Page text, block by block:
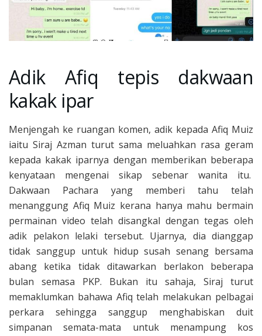
Adik Afiq tepis dakwaan
kakak ipar
Menjengah ke ruangan komen, adik kepada Afiq Muiz
iaitu Siraj Azman turut sama meluahkan rasa geram
kepada kakak iparnya dengan memberikan beberapa
kenyataan mengenai sikap sebenar wanita itu.
Dakwaan Pachara yang memberi tahu telah
menanggung Afiq Muiz kerana hanya mahu bermain
permainan video telah disangkal dengan tegas oleh
adik pelakon lelaki tersebut. Ujarnya, dia dianggap
tidak sanggup untuk hidup susah senang bersama
abang ketika tidak ditawarkan berlakon beberapa
bulan semasa PKP. Bukan itu sahaja, Siraj turut
memaklumkan bahawa Afiq telah melakukan pelbagai
perkara sehingga sanggup menghabiskan duit
simpanan semata-mata untuk menampung kos